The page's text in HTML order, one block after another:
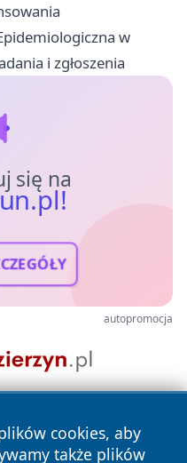
w
i zgłoszenia
się na
autopromocja
cookies, aby
także plików